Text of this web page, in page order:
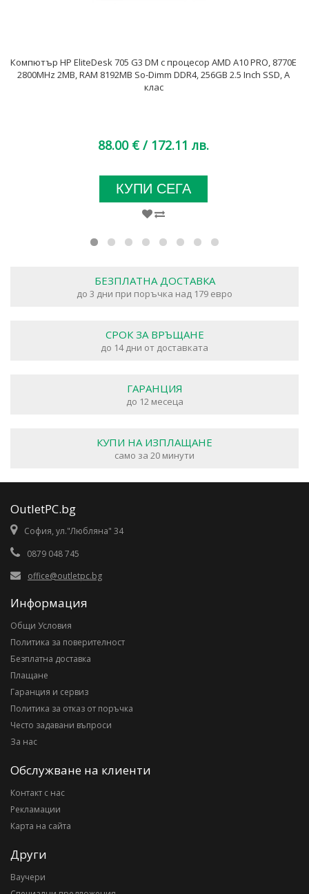
Компютър HP EliteDesk 705 G3 DM с процесор AMD A10 PRO, 8770E
2800MHz 2MB, RAM 8192MB So-Dimm DDR4, 256GB 2.5 Inch SSD, A
клас
88.00 € / 172.11 лв.
КУПИ СЕГА
БЕЗПЛАТНА ДОСТАВКА
до 3 дни при поръчка над 179 евро
СРОК ЗА ВРЪЩАНЕ
до 14 дни от доставката
ГАРАНЦИЯ
до 12 месеца
КУПИ НА ИЗПЛАЩАНЕ
само за 20 минути
OutletPC.bg
София, ул."Любляна" 34
0879 048 745
office@outletpc.bg
Информация
Общи Условия
Политика за поверителност
Безплатна доставка
Плащане
Гаранция и сервиз
Политика за отказ от поръчка
Често задавани въпроси
За нас
Обслужване на клиенти
Контакт с нас
Рекламации
Карта на сайта
Други
Ваучери